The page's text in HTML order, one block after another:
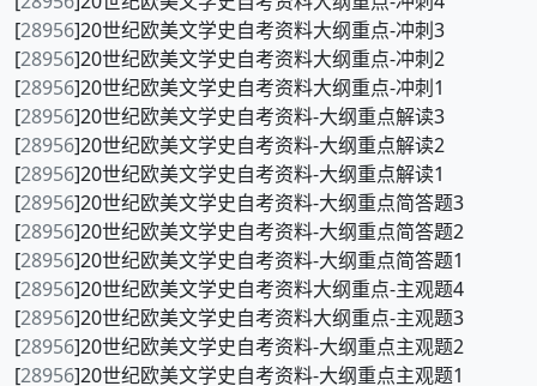
[28956]20世纪欧美文学史自考资料大纲重点-冲刺3
[28956]20世纪欧美文学史自考资料大纲重点-冲刺2
[28956]20世纪欧美文学史自考资料大纲重点-冲刺1
[28956]20世纪欧美文学史自考资料-大纲重点解读3
[28956]20世纪欧美文学史自考资料-大纲重点解读2
[28956]20世纪欧美文学史自考资料-大纲重点解读1
[28956]20世纪欧美文学史自考资料-大纲重点简答题3
[28956]20世纪欧美文学史自考资料-大纲重点简答题2
[28956]20世纪欧美文学史自考资料-大纲重点简答题1
[28956]20世纪欧美文学史自考资料大纲重点-主观题4
[28956]20世纪欧美文学史自考资料大纲重点-主观题3
[28956]20世纪欧美文学史自考资料-大纲重点主观题2
[28956]20世纪欧美文学史自考资料-大纲重点主观题1